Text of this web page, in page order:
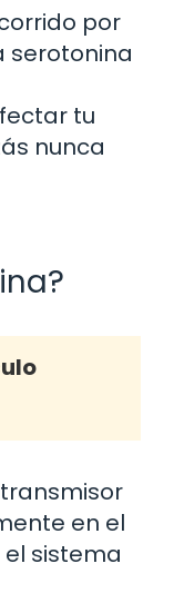
por
serotonina
tu
nunca
en el
sistema